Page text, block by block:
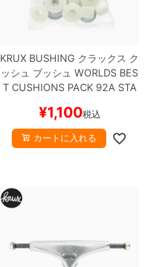
KRUX BUSHING クラックス ク
ッシュ ブッシュ WORLDS BES
T CUSHIONS PACK 92A STA
ー
¥1,100税込
カートに入れる